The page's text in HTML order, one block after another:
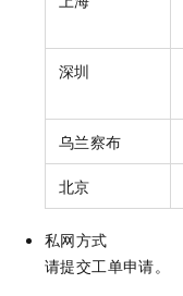
深圳
乌兰察布
北京
私网方式
请提交工单申请。